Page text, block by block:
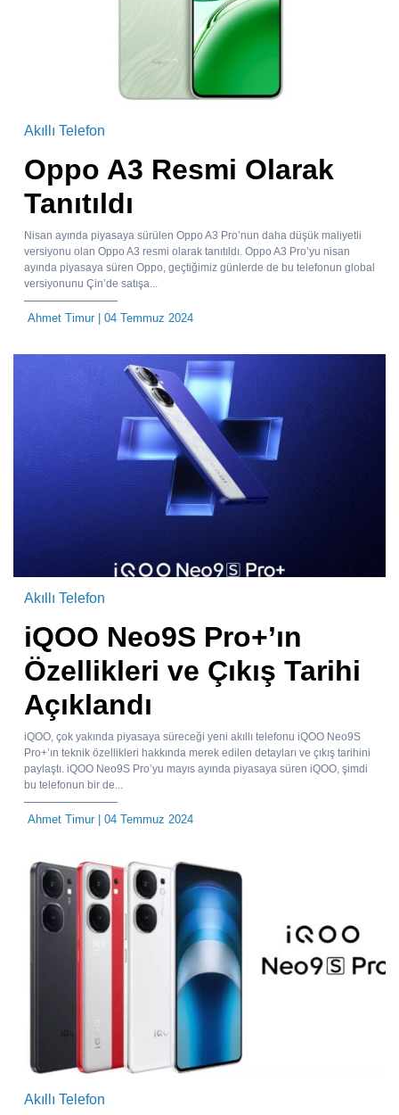
Akıllı Telefon
Oppo A3 Resmi Olarak
Tanıtıldı
Nisan ayında piyasaya sürülen Oppo A3 Pro’nun daha düşük maliyetli
versiyonu olan Oppo A3 resmi olarak tanıtıldı. Oppo A3 Pro’yu nisan
ayında piyasaya süren Oppo, geçtiğimiz günlerde de bu telefonun global
versiyonunu Çin’de satışa...
Ahmet Timur| 04 Temmuz 2024
Akıllı Telefon
iQOO Neo9S Pro+’ın
Özellikleri ve Çıkış Tarihi
Açıklandı
iQOO, çok yakında piyasaya süreceği yeni akıllı telefonu iQOO Neo9S
Pro+’ın teknik özellikleri hakkında merek edilen detayları ve çıkış tarihini
paylaştı. iQOO Neo9S Pro’yu mayıs ayında piyasaya süren iQOO, şimdi
bu telefonun bir de...
Ahmet Timur| 04 Temmuz 2024
Akıllı Telefon